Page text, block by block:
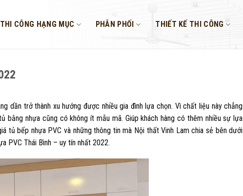
THI CÔNG HẠNG MỤC PHÂN PHỐI THIẾT KẾ THI CÔNG
dần trở thành xu hướng được nhiều gia đình lựa chọn. Vì chất liệu này chẳng
nhựa cũng có không ít mẫu mã. Giúp khách hàng có thêm nhiều sự lựa
tủ bếp nhựa PVC và những thông tin mà Nội thất Vinh Lam chia sẻ bên dưới
PVC Thái Bình – uy tín nhất 2022.